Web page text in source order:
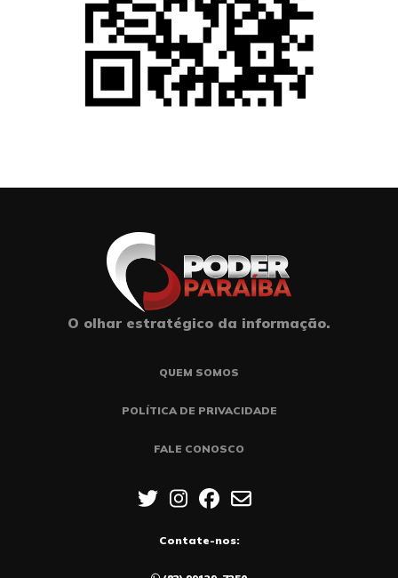
O olhar estratégico da informação.
QUEM SOMOS
POLÍTICA DE PRIVACIDADE
FALE CONOSCO
Contate-nos: